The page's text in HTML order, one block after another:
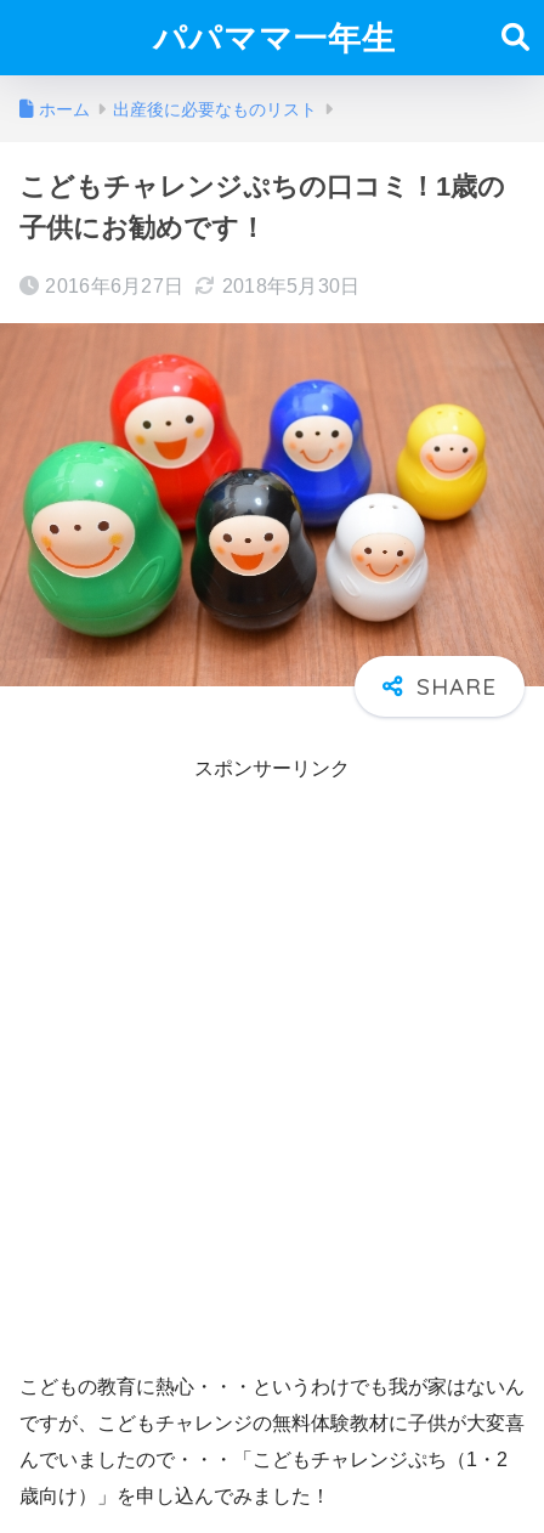
パパママ一年生
ホーム 出産後に必要なものリスト
こどもチャレンジぷちの口コミ！1歳の
子供にお勧めです！
2016年6月27日 2018年5月30日
スポンサーリンク
こどもの教育に熱心・・・というわけでも我が家はないん
ですが、こどもチャレンジの無料体験教材に子供が大変喜
んでいましたので・・・「こどもチャレンジぷち（1・2
歳向け）」を申し込んでみました！